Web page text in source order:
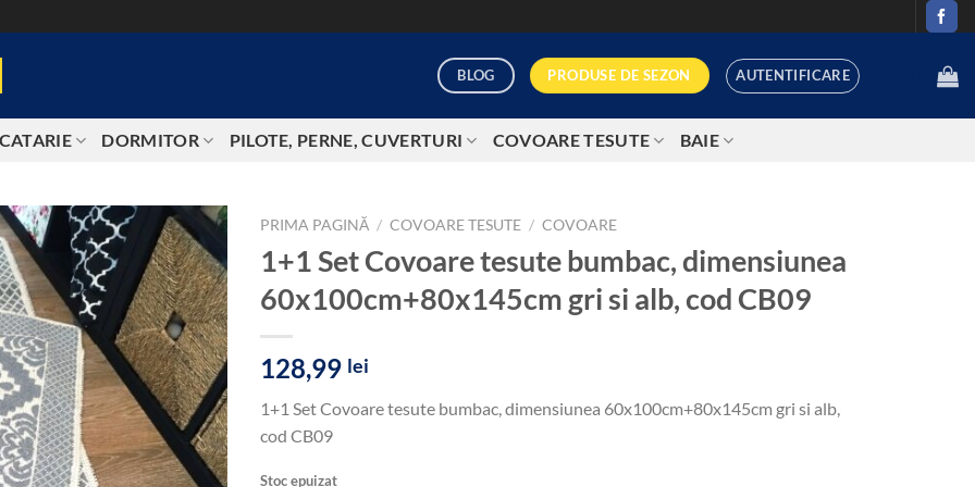
BLOG PRODUSE DE SEZON AUTENTIFICARE
DORMITOR PILOTE, PERNE, CUVERTURI COVOARE TESUTE BAIE
Add to
wishlist
PRIMA PAGINĂ / COVOARE TESUTE / COVOARE
1+1 Set Covoare tesute bumbac, dimensiunea
60x100cm+80x145cm gri si alb, cod CB09
128,99 lei
1+1 Set Covoare tesute bumbac, dimensiunea 60x100cm+80x145cm gri si alb,
cod CB09
Stoc epuizat